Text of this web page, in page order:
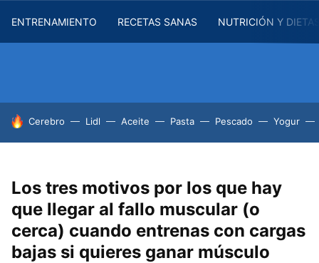
ENTRENAMIENTO RECETAS SANAS NUTRICIÓN Y
HOY SE HABLA DE
Cerebro Lidl Aceite Pasta Pescado Yogur
Los tres motivos por los que hay
que llegar al fallo muscular (o
cerca) cuando entrenas con cargas
bajas si quieres ganar músculo